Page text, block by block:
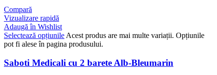
Compară
Vizualizare rapidă
Adaugă în Wishlist
Selectează opțiunile Acest produs are mai multe variații. Opțiunile
pot fi alese în pagina produsului.
Saboti Medicali cu 2 barete Alb-Bleumarin